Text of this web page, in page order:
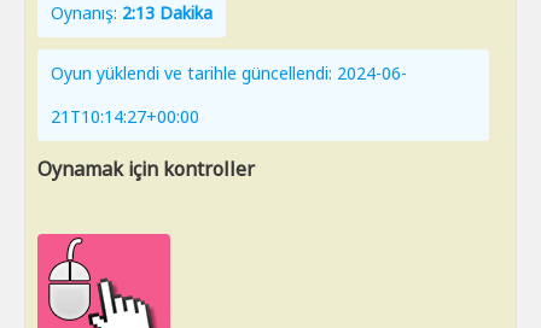
Oynanış: 2:13 Dakika
Oyun yüklendi ve tarihle güncellendi: 2024-06-
21T10:14:27+00:00
Oynamak için kontroller